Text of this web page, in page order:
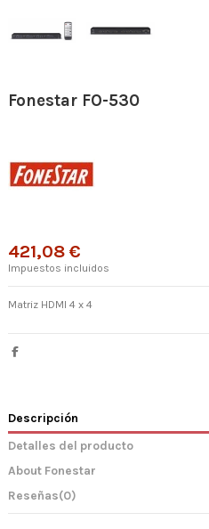
Fonestar FO-530
421,08 €
Impuestos incluidos
Matriz HDMI 4 x 4
Descripción
Detalles del producto
About Fonestar
Reseñas(0)